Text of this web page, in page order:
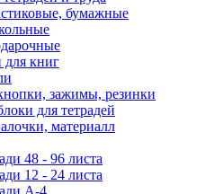
бумажные
для книг
зажимы, резинки
для тетрадей
материалл
48 - 96 листа
12 - 24 листа
А-4